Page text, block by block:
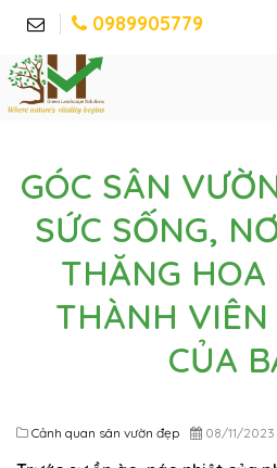
0989905779
GÓC SÂN
SỨC SỐNG,
THĂNG HOA
THÀNH
CỦA
Cảnh quan sân vườn đẹp 08/11/2023